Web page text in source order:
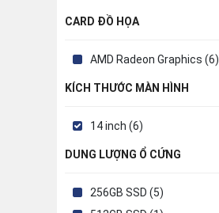
CARD ĐỒ HỌA
AMD Radeon Graphics (6)
KÍCH THƯỚC MÀN HÌNH
14 inch (6)
DUNG LƯỢNG Ổ CỨNG
256GB SSD (5)